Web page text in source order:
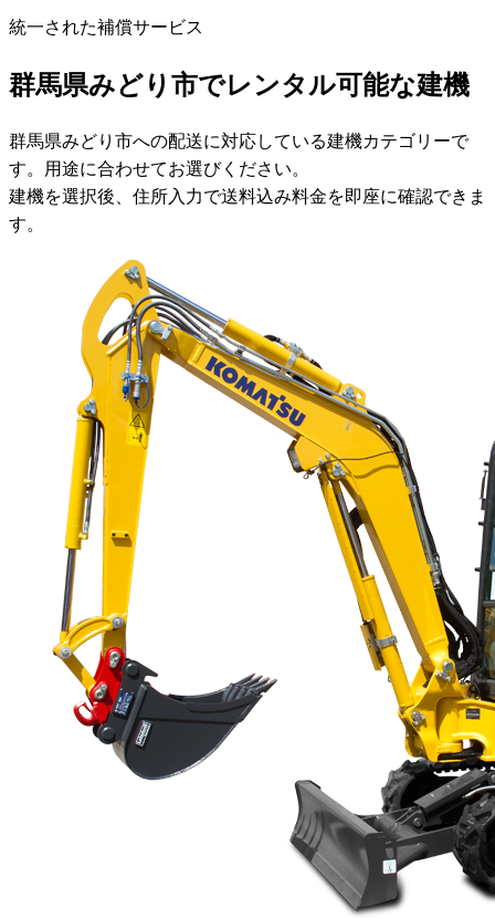
統一された補償サービス
群馬県みどり市でレンタル可能な建機
群馬県みどり市への配送に対応している建機カテゴリーで
す。用途に合わせてお選びください。
建機を選択後、住所入力で送料込み料金を即座に確認できま
す。